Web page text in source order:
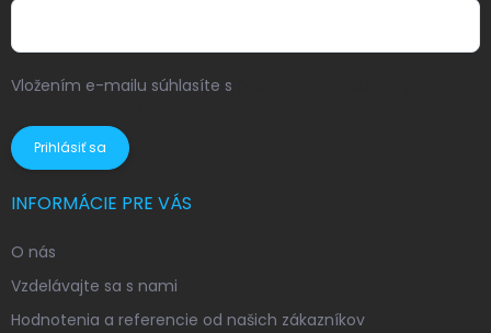
Vložením e-mailu súhlasíte s
Prihlásiť sa
INFORMÁCIE PRE VÁS
O nás
Vzdelávajte sa s nami
Hodnotenia a referencie od našich zákazníkov